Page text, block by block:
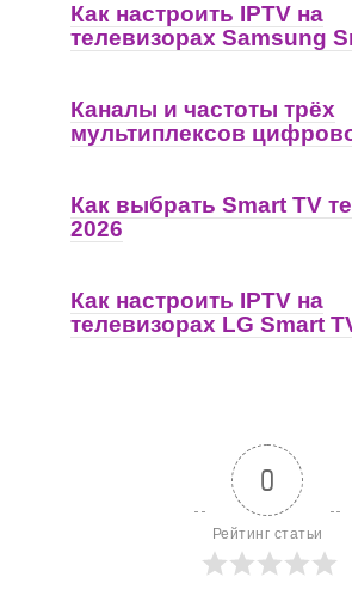
Как настроить IPTV на
телевизорах Samsung
Каналы и частоты трёх
мультиплексов
Как выбрать Smart TV
2026
Как настроить IPTV на
телевизорах LG Smart
0
Рейтинг статьи